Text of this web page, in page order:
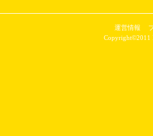
運営情報
Copyright©2011